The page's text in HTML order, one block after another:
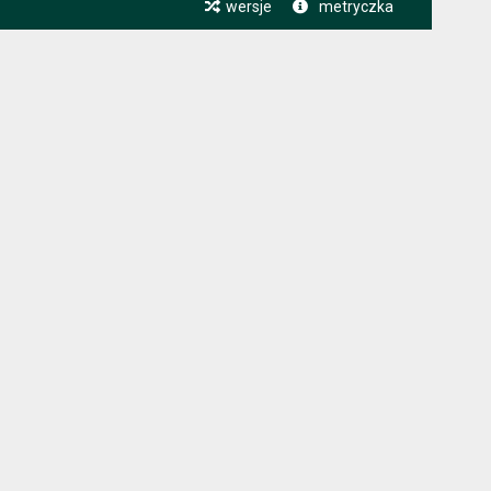
wersje metryczka